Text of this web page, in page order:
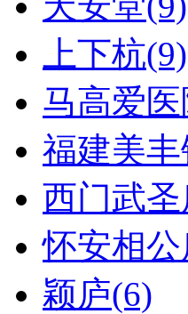
上下杭(9)
马高爱
福建美
西门武
怀安相
颖庐(6)